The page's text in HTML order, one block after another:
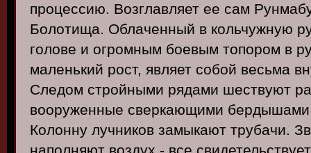
процессию. Возглавляет ее сам
Болотища. Облаченный в кольчужную
голове и огромным боевым топором в
маленький рост, являет собой весьма
Следом стройными рядами шествуют
вооруженные сверкающими
Колонну лучников замыкают трубачи.